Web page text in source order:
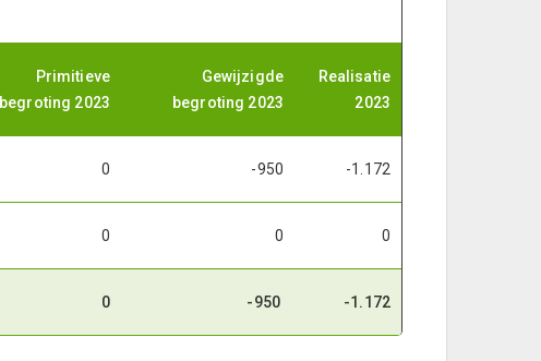
Primitieve
begroting 2023
Gewijzigde
begroting 2023
Realisatie
2023
0 -950 -1.172
0 0 0
0 -950 -1.172